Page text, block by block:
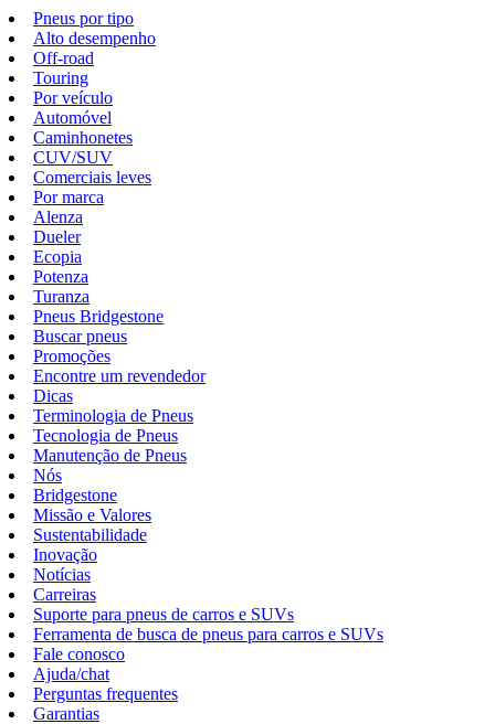
Pneus por tipo
Alto desempenho
Off-road
Touring
Por veículo
Automóvel
Caminhonetes
CUV/SUV
Comerciais leves
Por marca
Alenza
Dueler
Ecopia
Potenza
Turanza
Pneus Bridgestone
Buscar pneus
Promoções
Encontre um revendedor
Dicas
Terminologia de Pneus
Tecnologia de Pneus
Manutenção de Pneus
Nós
Bridgestone
Missão e Valores
Sustentabilidade
Inovação
Notícias
Carreiras
Suporte para pneus de carros e SUVs
Ferramenta de busca de pneus para carros e SUVs
Fale conosco
Ajuda/chat
Perguntas frequentes
Garantias